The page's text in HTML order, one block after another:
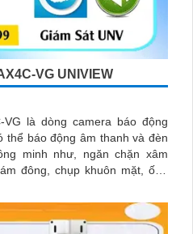
VG UNIVIEW
VG là dòng camera báo động
thể báo động âm thanh và đèn
minh như, ngăn chặn xâm
đông, chụp khuôn mặt, ống